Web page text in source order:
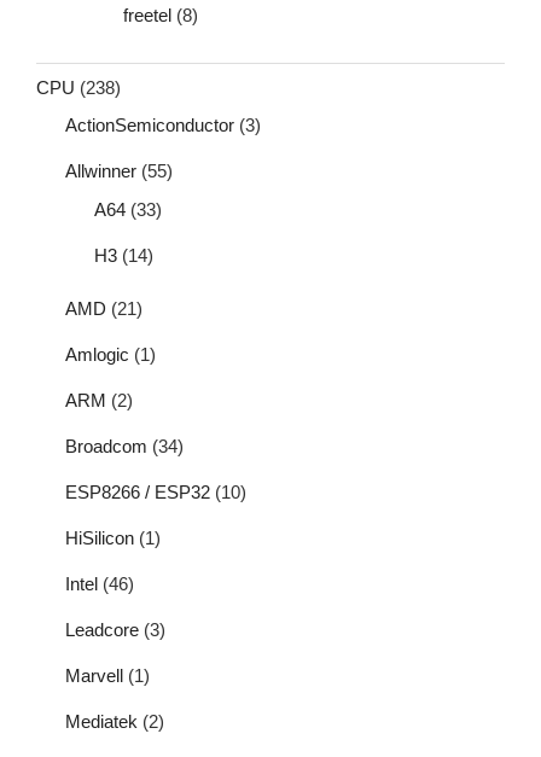
freetel (8)
CPU (238)
ActionSemiconductor (3)
Allwinner (55)
A64 (33)
H3 (14)
AMD (21)
Amlogic (1)
ARM (2)
Broadcom (34)
ESP8266 / ESP32 (10)
HiSilicon (1)
Intel (46)
Leadcore (3)
Marvell (1)
Mediatek (2)